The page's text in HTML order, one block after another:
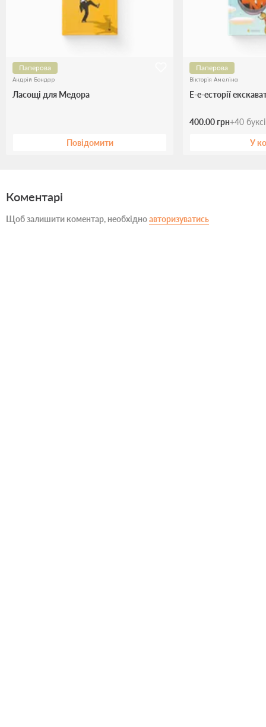
Паперова
Андрiй Бондар
Ласощі для Медора
Повідомити
Паперова
Вікторія Амеліна
Е-е-есторії
400.00 грн+40
У
Коментарі
Щоб залишити коментар, необхідноавторизуватись